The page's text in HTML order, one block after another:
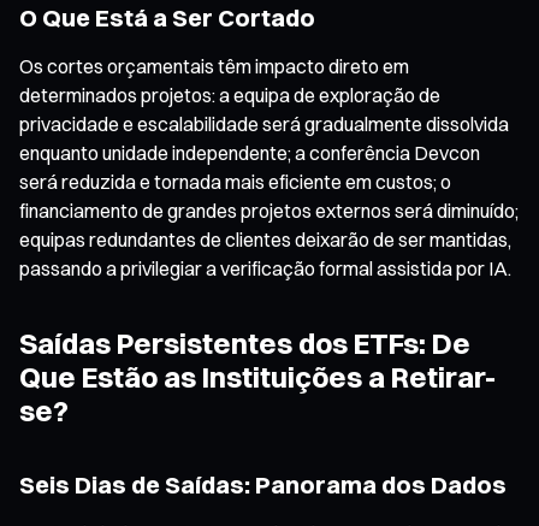
O Que Está a Ser Cortado
Os cortes orçamentais têm impacto direto em
determinados projetos: a equipa de exploração de
privacidade e escalabilidade será gradualmente dissolvida
enquanto unidade independente; a conferência Devcon
será reduzida e tornada mais eficiente em custos; o
financiamento de grandes projetos externos será diminuído;
equipas redundantes de clientes deixarão de ser mantidas,
passando a privilegiar a verificação formal assistida por IA.
Saídas Persistentes dos ETFs: De
Que Estão as Instituições a Retirar-
se?
Seis Dias de Saídas: Panorama dos Dados